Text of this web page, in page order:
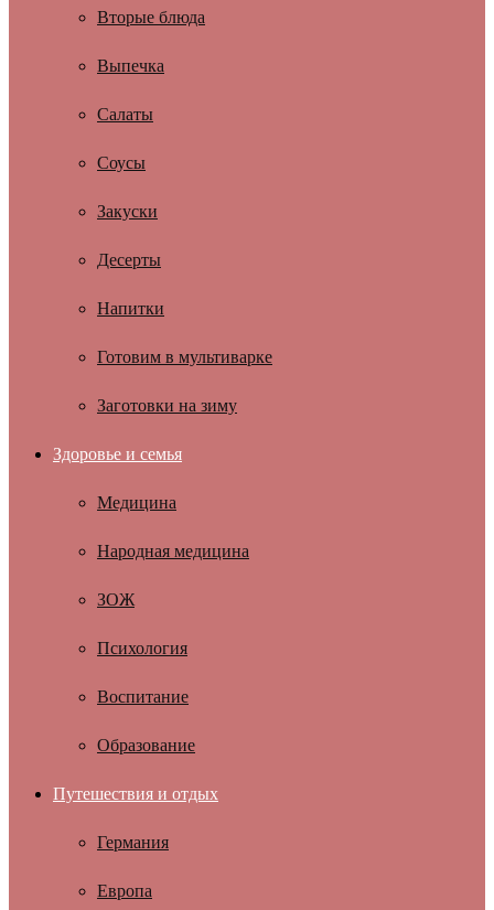
Вторые блюда
Выпечка
Салаты
Соусы
Закуски
Десерты
Напитки
Готовим в мультиварке
Заготовки на зиму
Здоровье и семья
Медицина
Народная медицина
ЗОЖ
Психология
Воспитание
Образование
Путешествия и отдых
Германия
Европа